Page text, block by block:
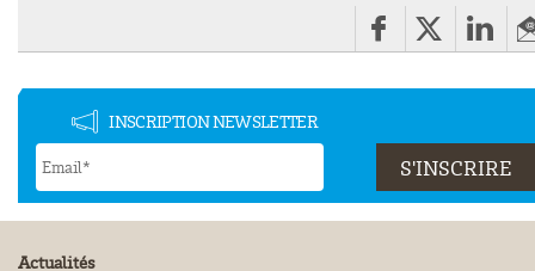
INSCRIPTION NEWSLETTER
Actualités